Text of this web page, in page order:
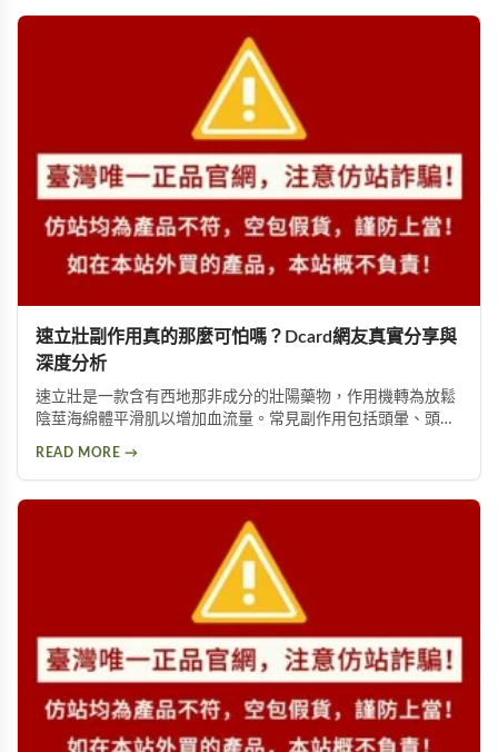
速立壯副作用真的那麼可怕嗎？Dcard網友真實分享與
深度分析
速立壯是一款含有西地那非成分的壯陽藥物，作用機轉為放鬆
陰莖海綿體平滑肌以增加血流量。常見副作用包括頭暈、頭
你全面了解這款產品的優缺點，以及是否有更好的替代選擇。
READ MORE →